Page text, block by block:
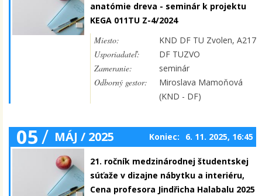
anatómie dreva - seminár k projektu
KEGA 011TU Z-4/2024
Miesto:
KND DF TU Zvolen, A217
Usporiadateľ:
DF TUZVO
Zameranie:
seminár
Odborný gestor:
Miroslava Mamoňová
(KND - DF)
05/ MÁJ / 2025 Koniec: 6. 11. 2025, 16:45
21. ročník medzinárodnej študentskej
súťaže v dizajne nábytku a interiéru,
Cena profesora Jindřicha Halabalu 2025